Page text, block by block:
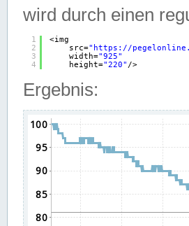
wird durch einen
1
2
3
4
<img
src=" https://
width="925"
height="220" />
Ergebnis: